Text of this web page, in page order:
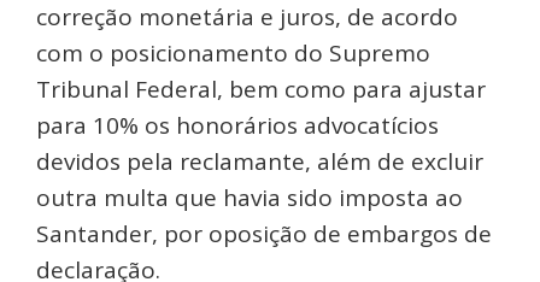
correção monetária e juros, de acordo
com o posicionamento do Supremo
Tribunal Federal, bem como para ajustar
para 10% os honorários advocatícios
devidos pela reclamante, além de excluir
outra multa que havia sido imposta ao
Santander, por oposição de embargos de
declaração.